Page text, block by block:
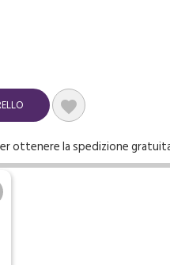

ottenere la spedizione